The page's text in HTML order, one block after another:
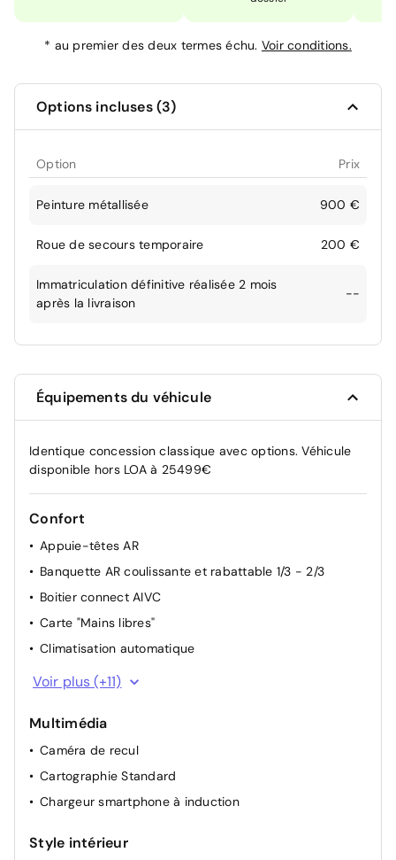
* au premier des deux termes échu. Voir conditions.
Options incluses (3)
Option Prix
Peinture métallisée 900 €
Roue de secours temporaire 200 €
Immatriculation définitive réalisée 2 mois
après la livraison
--
Équipements du véhicule
Identique concession classique avec options. Véhicule
disponible hors LOA à 25499€
Confort
Appuie-têtes AR
Banquette AR coulissante et rabattable 1/3 - 2/3
Boitier connect AIVC
Carte "Mains libres"
Climatisation automatique
Compartiment de coffre
Direction assistée
Lève-vitres AV électriques à impulsion
Lunette AR chauffante
Miroirs de courtoisie rétroéclairés
Renault Multi-sense
Voir plus (+11)
Multimédia
Caméra de recul
Cartographie Standard
Chargeur smartphone à induction
Style intérieur